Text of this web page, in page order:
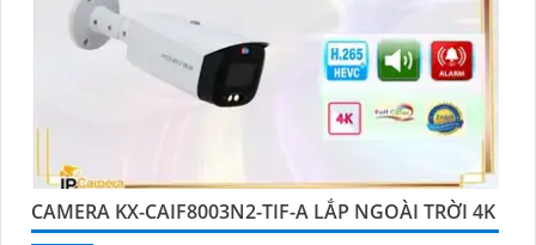
CAMERA KX-CAIF8003N2-TIF-A LẮP NGOÀI TRỜI 4K